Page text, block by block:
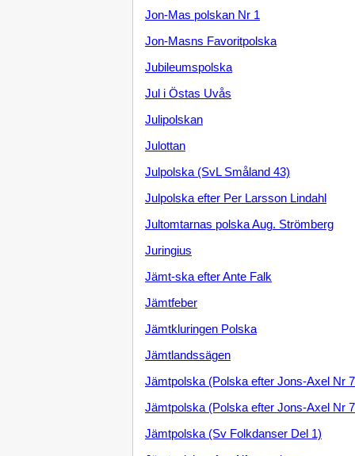
Jon-Mas polskan Nr 1
Jon-Masns Favoritpolska
Jubileumspolska
Jul i Östas Uvås
Julipolskan
Julottan
Julpolska (SvL Småland 43)
Julpolska efter Per Larsson Lindahl
Jultomtarnas polska Aug. Strömberg
Juringius
Jämt-ska efter Ante Falk
Jämtfeber
Jämtkluringen Polska
Jämtlandssägen
Jämtpolska (Polska efter Jons-Axel Nr
Jämtpolska (Polska efter Jons-Axel Nr
Jämtpolska (Sv Folkdanser Del 1)